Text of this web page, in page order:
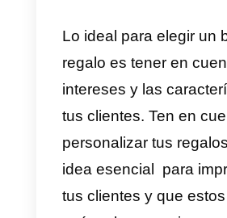
navidad
Entre todos
recomendable es
ajuste al servicio
tu empresa e